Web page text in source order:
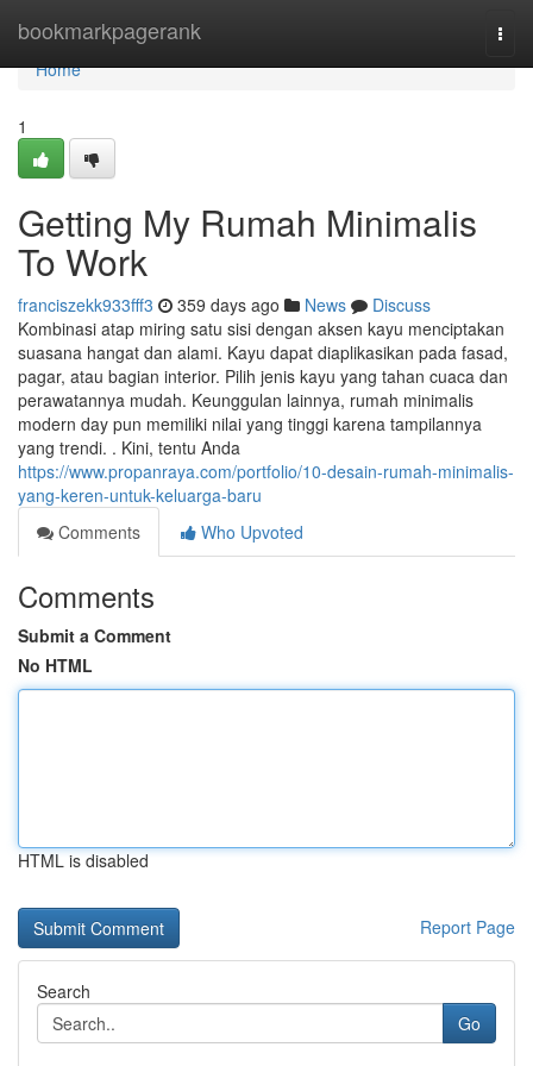
bookmarkpagerank
Home
Home
1
Getting My Rumah Minimalis
To Work
franciszekk933fff3 359 days ago News
Discuss
Kombinasi atap miring satu sisi dengan aksen kayu menciptakan
suasana hangat dan alami. Kayu dapat diaplikasikan pada fasad,
pagar, atau bagian interior. Pilih jenis kayu yang tahan cuaca dan
perawatannya mudah. Keunggulan lainnya, rumah minimalis
modern day pun memiliki nilai yang tinggi karena tampilannya
yang trendi. . Kini, tentu Anda
https://www.propanraya.com/portfolio/10-desain-rumah-minimalis-
yang-keren-untuk-keluarga-baru
Comments
Who Upvoted
Comments
Submit a Comment
No HTML
HTML is disabled
Report Page
Search
Go